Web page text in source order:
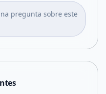
pregunta sobre este